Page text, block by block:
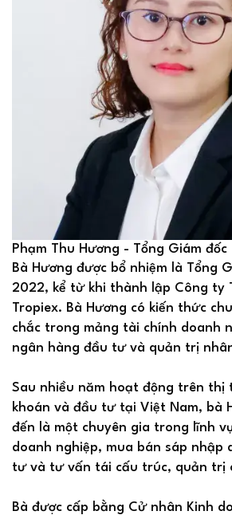
Phạm Thu Hương - Tổng Giám đốc
Bà Hương được bổ nhiệm là Tổng
2022, kể từ khi thành lập Công ty
Tropiex. Bà Hương có kiến thức
chắc trong mảng tài chính doanh
ngân hàng đầu tư và quản trị
Sau nhiều năm hoạt động trên thị
khoán và đầu tư tại Việt Nam, bà
đến là một chuyên gia trong lĩnh
doanh nghiệp, mua bán sáp nhập
tư và tư vấn tái cấu trúc, quản trị
Bà được cấp bằng Cử nhân Kinh